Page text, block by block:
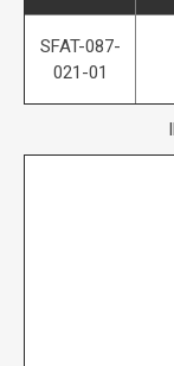
SFAT-087-
021-01